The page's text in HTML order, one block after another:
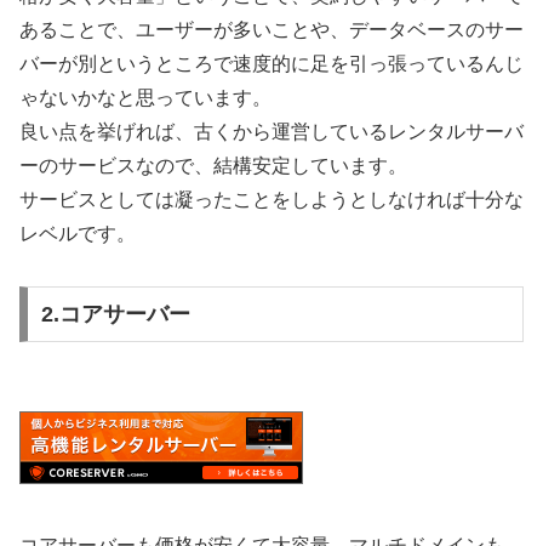
あることで、ユーザーが多いことや、データベースのサー
バーが別というところで速度的に足を引っ張っているんじ
ゃないかなと思っています。
良い点を挙げれば、古くから運営しているレンタルサーバ
ーのサービスなので、結構安定しています。
サービスとしては凝ったことをしようとしなければ十分な
レベルです。
2.コアサーバー